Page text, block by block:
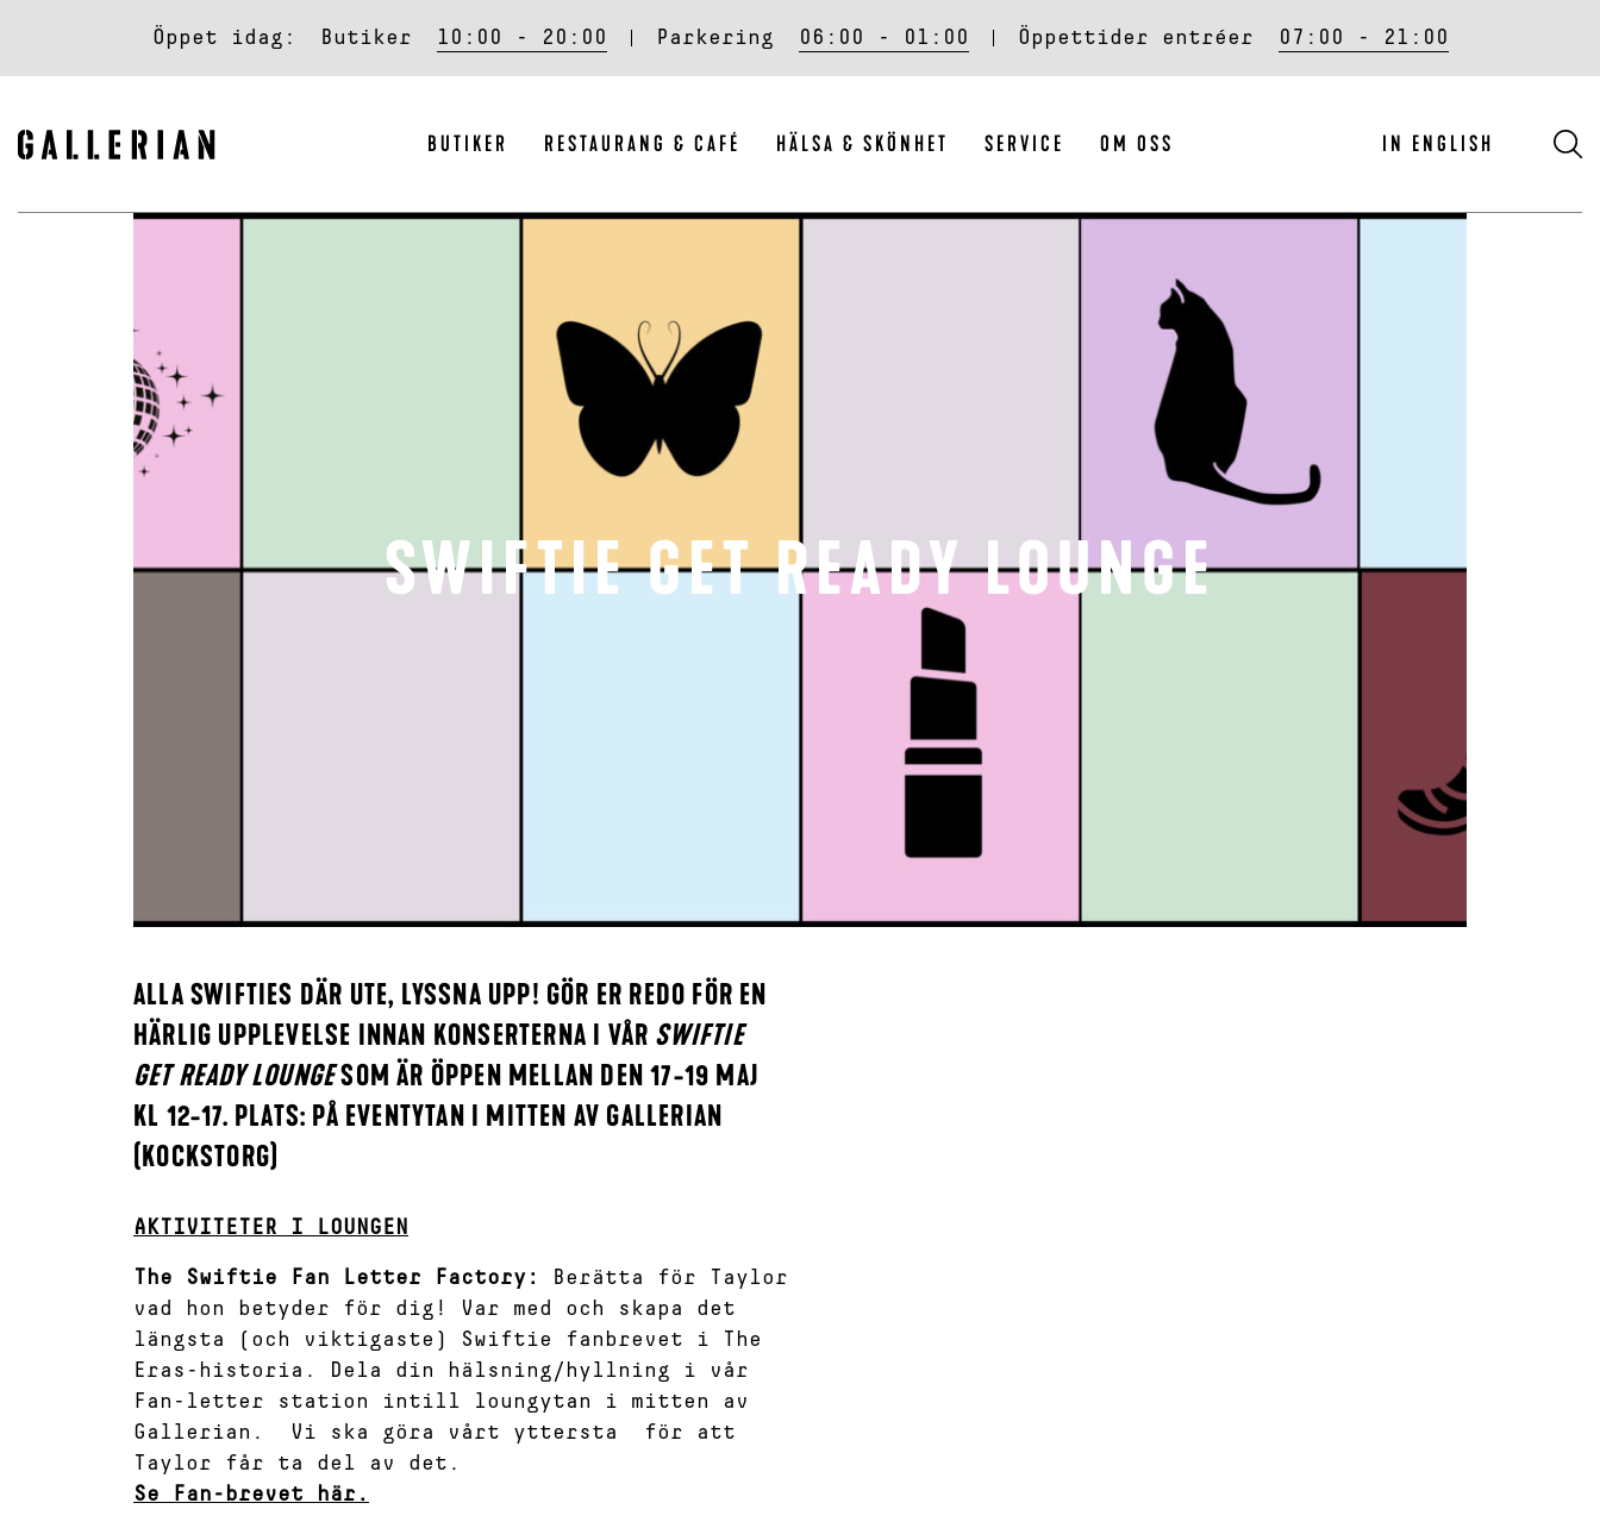
Öppet idag: Butiker 10:00 - 20:00 Parkering 06:00 - 01:00 Öppettider entréer 07:00 - 21:00
BUTIKER RESTAURANG & CAFÉ HÄLSA & SKÖNHET SERVICE OM OSS IN ENGLISH
SWIFTIE GET READY LOUNGE
ALLA SWIFTIES DÄR UTE, LYSSNA UPP! GÖR ER REDO FÖR EN
HÄRLIG UPPLEVELSE INNAN KONSERTERNA I VÅR SWIFTIE
GET READY LOUNGESOM ÄR ÖPPEN MELLAN DEN 17-19 MAJ
KL 12-17. PLATS: PÅ EVENTYTAN I MITTEN AV GALLERIAN
(KOCKSTORG)
AKTIVITETER I LOUNGEN
The Swiftie Fan Letter Factory:
Berätta för Taylor
vad hon betyder för dig! Var med och skapa det
längsta (och viktigaste) Swiftie fanbrevet i The
Eras-historia. Dela din hälsning/hyllning i vår
Fan-letter station intill loungytan i mitten av
Gallerian. Vi ska göra vårt yttersta för att
Taylor får ta del av det.
Se Fan-brevet här.